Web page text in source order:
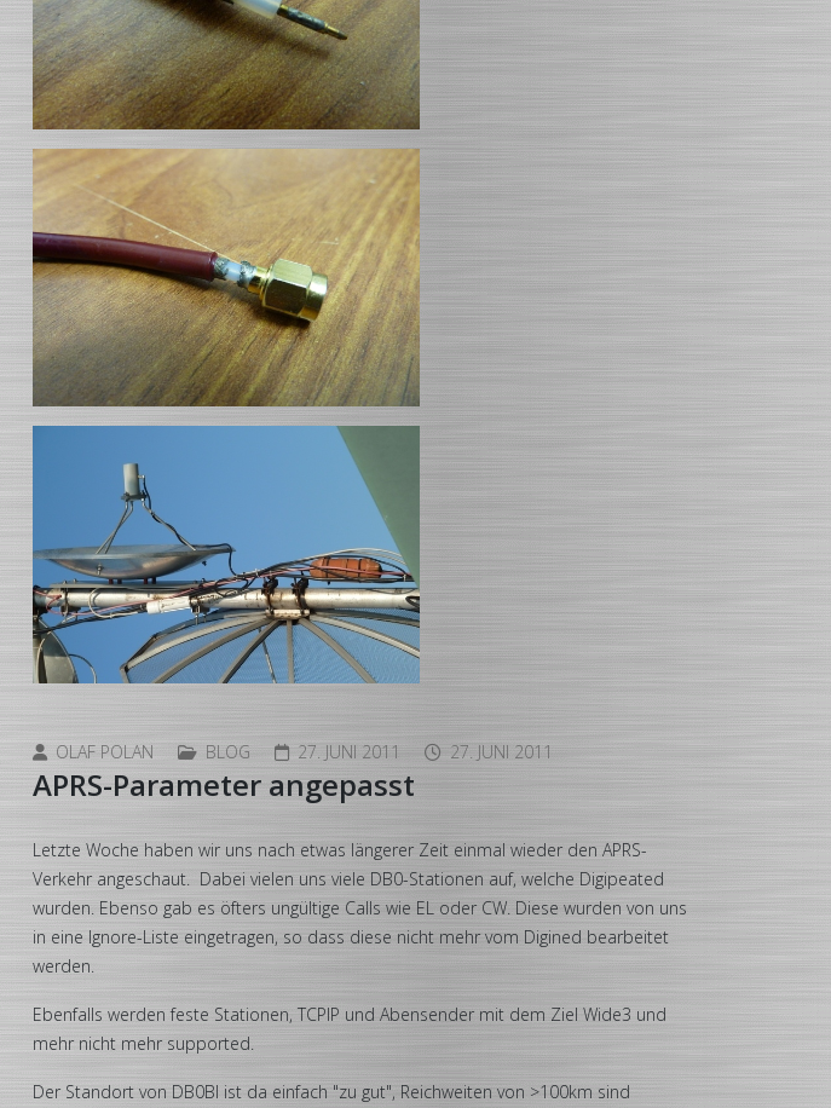
OLAF POLAN BLOG 27. JUNI 2011 27. JUNI 2011
APRS-Parameter angepasst
Letzte Woche haben wir uns nach etwas längerer Zeit einmal wieder den APRS-
Verkehr angeschaut. Dabei vielen uns viele DB0-Stationen auf, welche Digipeated
wurden. Ebenso gab es öfters ungültige Calls wie EL oder CW. Diese wurden von uns
in eine Ignore-Liste eingetragen, so dass diese nicht mehr vom Digined bearbeitet
werden.
Ebenfalls werden feste Stationen, TCPIP und Abensender mit dem Ziel Wide3 und
mehr nicht mehr supported.
Der Standort von DB0BI ist da einfach "zu gut", Reichweiten von >100km sind